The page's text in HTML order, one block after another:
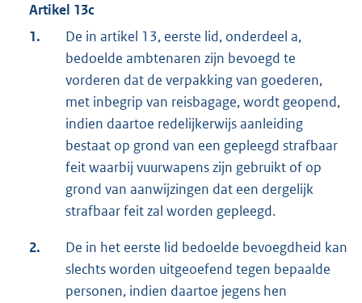
Artikel 13c
1.
De in artikel 13, eerste lid, onderdeel a,
bedoelde ambtenaren zijn bevoegd te
vorderen dat de verpakking van goederen,
met inbegrip van reisbagage, wordt geopend,
indien daartoe redelijkerwijs aanleiding
bestaat op grond van een gepleegd strafbaar
feit waarbij vuurwapens zijn gebruikt of op
grond van aanwijzingen dat een dergelijk
strafbaar feit zal worden gepleegd.
2.
De in het eerste lid bedoelde bevoegdheid kan
slechts worden uitgeoefend tegen bepaalde
personen, indien daartoe jegens hen